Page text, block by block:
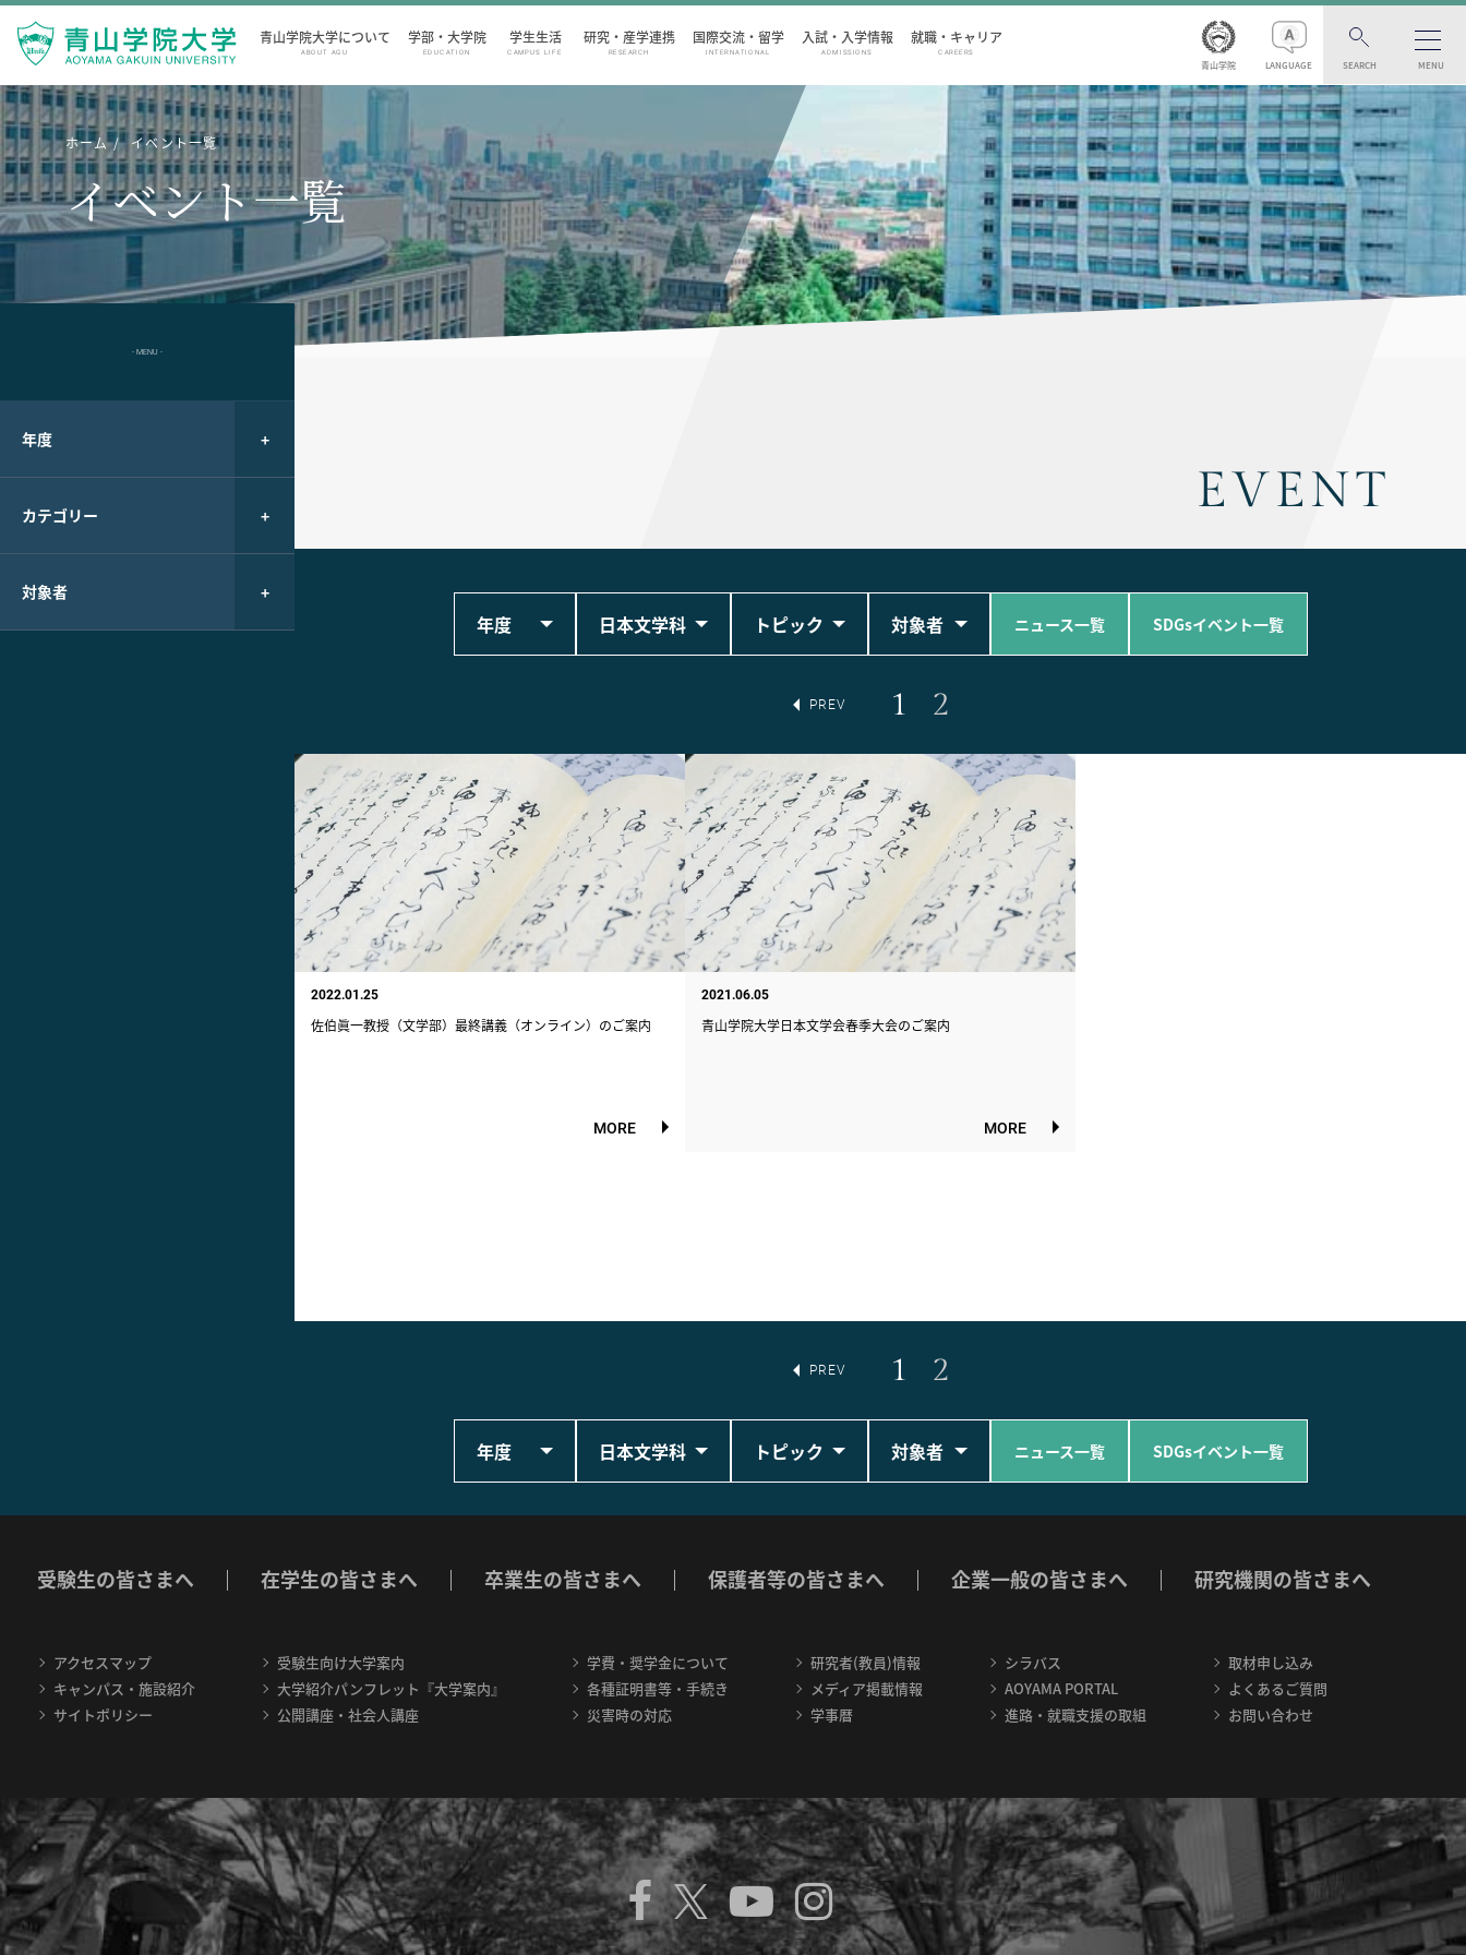
青山学院大学について
ABOUT AGU
学部・大学院
EDUCATION
学生生活
CAMPUS LIFE
研究・産学連携
RESEARCH
国際交流・留学
INTERNATIONAL
入試・入学情報
ADMISSIONS
就職・キャリア
CAREERS
青山学院 LANGUAGE SEARCH MENU
ホーム イベント一覧
イベント一覧
- MENU -
年度
カテゴリー
対象者
EVENT
年度 日本文学科 トピック 対象者 ニュース一覧 SDGsイベント一覧
PREV 1 2
2022.01.25
佐伯眞一教授（文学部）最終講義（オンライン）のご案内
MORE
2021.06.05
青山学院大学日本文学会春季大会のご案内
MORE
PREV 1 2
年度 日本文学科 トピック 対象者 ニュース一覧 SDGsイベント一覧
受験生の皆さまへ 在学生の皆さまへ 卒業生の皆さまへ 保護者等の皆さまへ 企業一般の皆さまへ 研究機関の皆さまへ
アクセスマップ
キャンパス・施設紹介
サイトポリシー
受験生向け大学案内
大学紹介パンフレット『大学案内』
公開講座・社会人講座
学費・奨学金について
各種証明書等・手続き
災害時の対応
研究者(教員)情報
メディア掲載情報
学事暦
シラバス
AOYAMA PORTAL
進路・就職支援の取組
取材申し込み
よくあるご質問
お問い合わせ